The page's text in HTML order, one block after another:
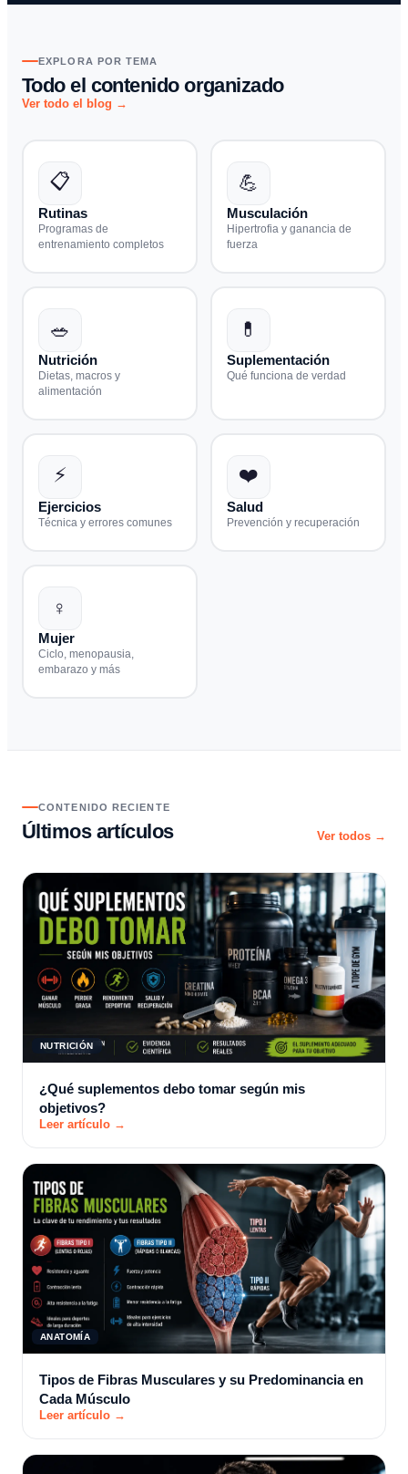
EXPLORA POR TEMA
Todo el contenido organizado
Ver todo el blog →
📋
Rutinas
Programas de
entrenamiento completos
💪
Musculación
Hipertrofia y ganancia de
fuerza
🥗
Nutrición
Dietas, macros y
alimentación
💊
Suplementación
Qué funciona de verdad
⚡
Ejercicios
Técnica y errores comunes
❤️
Salud
Prevención y recuperación
♀️
Mujer
Ciclo, menopausia,
embarazo y más
CONTENIDO RECIENTE
Últimos artículos Ver todos →
NUTRICIÓN
¿Qué suplementos debo tomar según mis
objetivos?
Leer artículo →
ANATOMÍA
Tipos de Fibras Musculares y su Predominancia en
Cada Músculo
Leer artículo →